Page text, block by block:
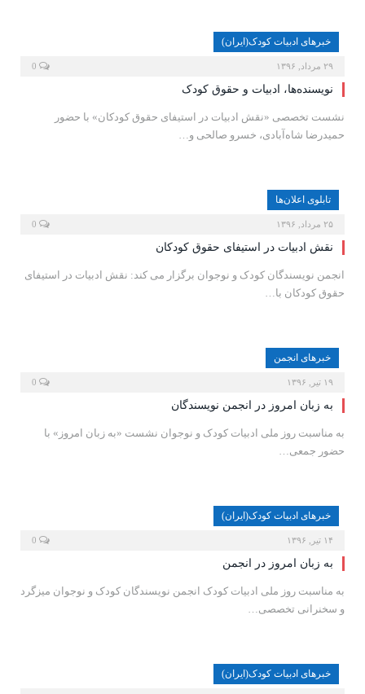
خبرهای ادبیات کودک(ایران)
۲۹ مرداد, ۱۳۹۶
نویسنده‌ها، ادبیات و حقوق کودک
نشست تخصصی «نقش ادبیات در استیفای حقوق کودکان» با حضور
حمیدرضا شاه‌آبادی، خسرو صالحی و…
تابلوی اعلان‌ها
۲۵ مرداد, ۱۳۹۶
نقش ادبیات در استیفای حقوق کودکان
انجمن نویسندگان کودک و نوجوان برگزار می کند: نقش ادبیات در استیفای
حقوق کودکان با…
خبرهای انجمن
۱۹ تیر, ۱۳۹۶
به زبان امروز در انجمن نویسندگان
به مناسبت روز ملی ادبیات کودک و نوجوان نشست «به زبان امروز» با
حضور جمعی…
خبرهای ادبیات کودک(ایران)
۱۴ تیر, ۱۳۹۶
به زبان امروز در انجمن
به مناسبت روز ملی ادبیات کودک انجمن نویسندگان کودک و نوجوان میزگرد
و سخنرانی تخصصی…
خبرهای ادبیات کودک(ایران)